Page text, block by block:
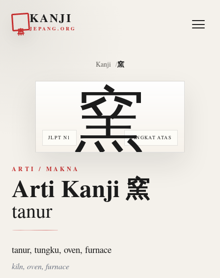
KANJI
JEPANG.ORG
Kanji 窯
JLPT N1 TINGKAT ATAS
窯
ARTI / MAKNA
Arti Kanji 窯
tanur
tanur, tungku, oven, furnace
kiln, oven, furnace